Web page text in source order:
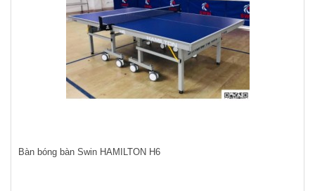
Bàn bóng bàn Swin HAMILTON H6